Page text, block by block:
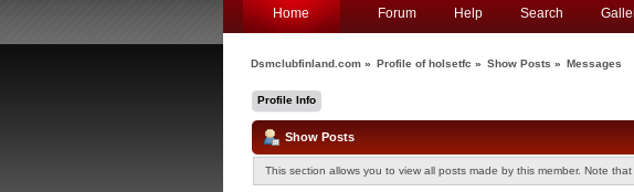
Home Forum Help Search
Dsmclubfinland.com » Profile of holsetfc » Show Posts » Messages
Profile Info
Show Posts
This section allows you to view all posts made by this member. Note